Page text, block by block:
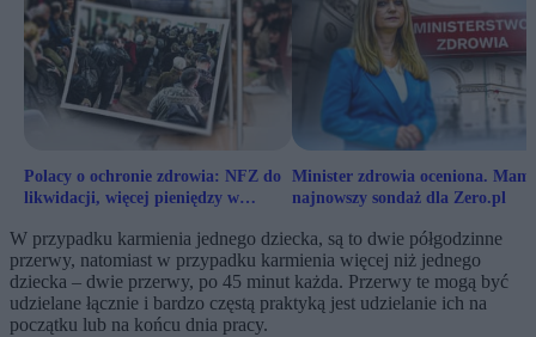
Polacy o ochronie zdrowia: NFZ do
likwidacji, więcej pieniędzy w
Minister zdrowia oceniona.
najnowszy sondaż dla Zero.pl
W przypadku karmienia jednego dziecka, są to dwie półgodzinne
przerwy, natomiast w przypadku karmienia więcej niż jednego
dziecka – dwie przerwy, po 45 minut każda. Przerwy te mogą być
udzielane łącznie i bardzo częstą praktyką jest udzielanie ich na
początku lub na końcu dnia pracy.